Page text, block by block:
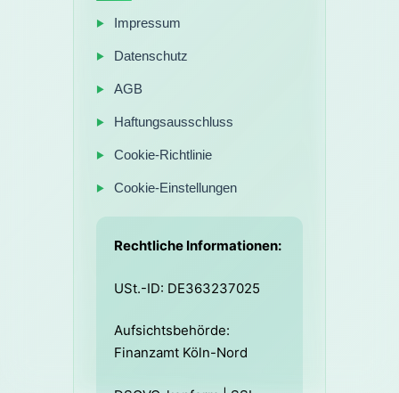
Impressum
Datenschutz
AGB
Haftungsausschluss
Cookie-Richtlinie
Cookie-Einstellungen
Rechtliche Informationen:
USt.-ID: DE363237025
Aufsichtsbehörde:
Finanzamt Köln-Nord